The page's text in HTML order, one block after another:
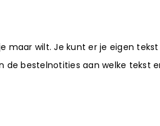
wilt. Je kunt er je eigen
de bestelnotities aan welke tekst